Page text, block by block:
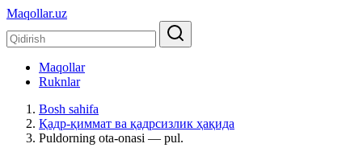
Maqollar.uz
Maqollar
Ruknlar
Bosh sahifa
Қадр-қиммат ва қадрсизлик ҳақида
Puldorning ota-onasi — pul.